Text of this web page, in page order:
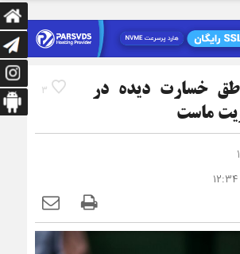
3
خسارت دیده در
ماست